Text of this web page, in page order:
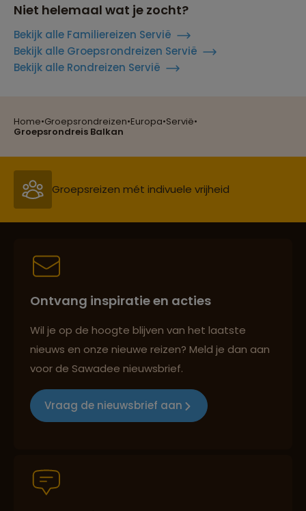
Home•Groepsrondreizen•Europa•Servië•
Groepsrondreis Balkan
Niet helemaal wat je zocht?
Bekijk alle Familiereizen Servië
Bekijk alle Groepsrondreizen Servië
Bekijk alle Rondreizen Servië
Reizen met oog voor mens, cultuur en milieu
Groepsreizen mét indivuele vrijheid
Persoonlijk en deskundig reisadvies
Reizen met oog voor mens, cultuur en milieu
Ontvang inspiratie en acties
Wil je op de hoogte blijven van het laatste
nieuws en onze nieuwe reizen? Meld je dan aan
voor de Sawadee nieuwsbrief.
Vraag de nieuwsbrief aan